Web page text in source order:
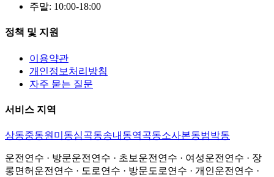
주말: 10:00-18:00
정책 및 지원
이용약관
개인정보처리방침
자주 묻는 질문
서비스 지역
상동중동원미동심곡동송내동역곡동소사본동범박동
운전연수 · 방문운전연수 · 초보운전연수 · 여성운전연수 · 장
롱면허운전연수 · 도로연수 · 방문도로연수 · 개인운전연수 ·